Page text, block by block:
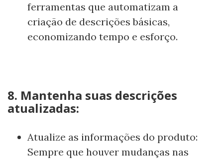
ferramentas que automatizam a
criação de descrições básicas,
economizando tempo e esforço.
8. Mantenha suas descrições
atualizadas:
Atualize as informações do produto:
Sempre que houver mudanças nas